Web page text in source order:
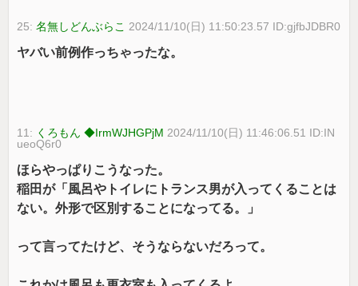
25:名無しどんぶらこ 2024/11/10(日) 11:50:23.57 ID:gjfbJDBR0
ヤバい前例作っちゃったな。
11: くろもん ◆IrmWJHGPjM 2024/11/10(日) 11:46:06.51 ID:IN
ueoQ6r0
ほらやっぱりこうなった。
稲田が「風呂やトイレにトランス男が入ってくることは
ない。外形で区別することになってる。」
って言ってたけど、そうならないだろって。